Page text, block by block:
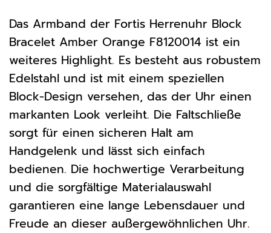
Das Armband der Fortis Herrenuhr Block
Bracelet Amber Orange F8120014 ist ein
weiteres Highlight. Es besteht aus robustem
Edelstahl und ist mit einem speziellen
Block-Design versehen, das der Uhr einen
markanten Look verleiht. Die Faltschließe
sorgt für einen sicheren Halt am
Handgelenk und lässt sich einfach
bedienen. Die hochwertige Verarbeitung
und die sorgfältige Materialauswahl
garantieren eine lange Lebensdauer und
Freude an dieser außergewöhnlichen Uhr.